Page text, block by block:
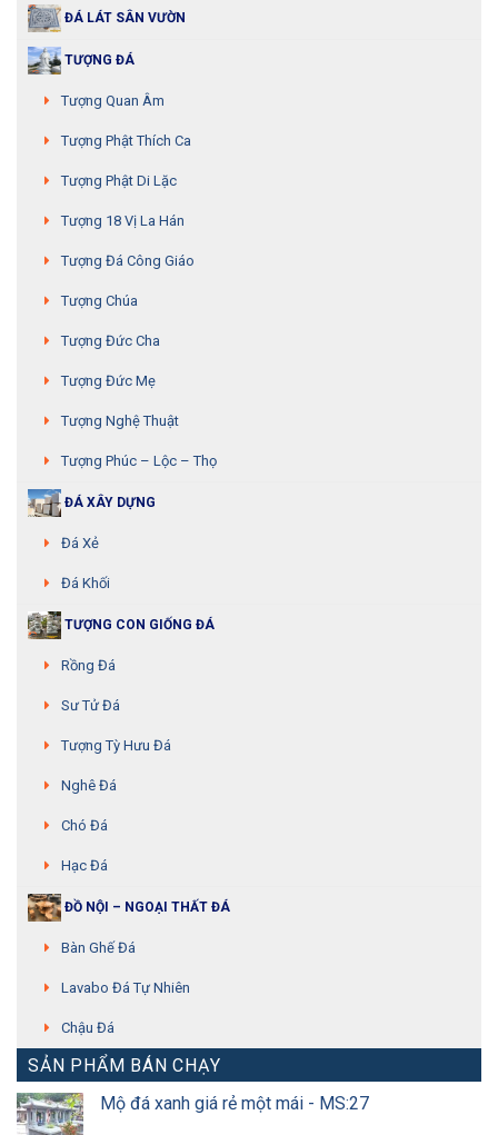
ĐÁ LÁT SÂN VƯỜN
TƯỢNG ĐÁ
Tượng Quan Âm
Tượng Phật Thích Ca
Tượng Phật Di Lặc
Tượng 18 Vị La Hán
Tượng Đá Công Giáo
Tượng Chúa
Tượng Đức Cha
Tượng Đức Mẹ
Tượng Nghệ Thuật
Tượng Phúc – Lộc – Thọ
ĐÁ XÂY DỰNG
Đá Xẻ
Đá Khối
TƯỢNG CON GIỐNG ĐÁ
Rồng Đá
Sư Tử Đá
Tượng Tỳ Hưu Đá
Nghê Đá
Chó Đá
Hạc Đá
ĐỒ NỘI – NGOẠI THẤT ĐÁ
Bàn Ghế Đá
Lavabo Đá Tự Nhiên
Chậu Đá
SẢN PHẨM BÁN CHẠY
Mộ đá xanh giá rẻ một mái - MS:27